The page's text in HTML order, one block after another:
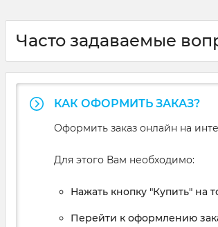
Часто задаваемые
КАК ОФОРМИТЬ ЗАКАЗ?
Оформить заказ онлайн на
Для этого Вам необходимо:
Нажать кнопку "Купить" на
Перейти к оформлению